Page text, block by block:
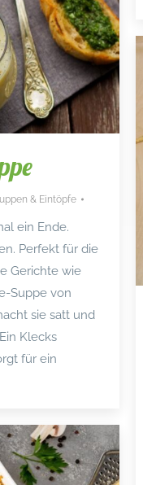
& Eintöpfe
ein Ende.
Perfekt für die
Gerichte wie
Suppe von
sie satt und
Klecks
für ein